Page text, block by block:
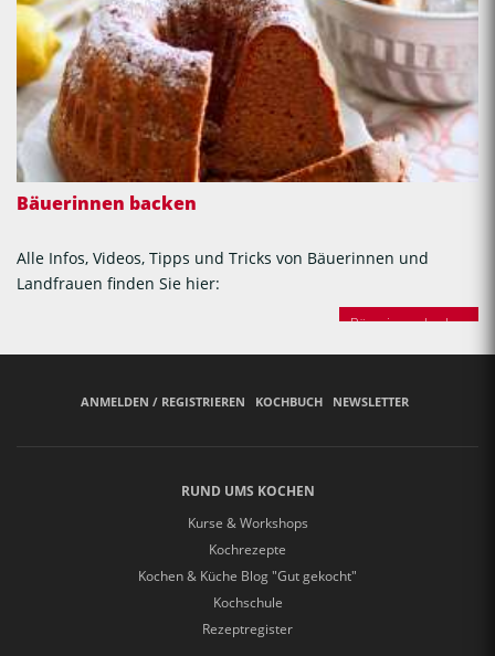
Bäuerinnen backen
Alle Infos, Videos, Tipps und Tricks von Bäuerinnen und
Landfrauen finden Sie hier:
Bäuerinnen backen
ANMELDEN / REGISTRIEREN KOCHBUCH NEWSLETTER
RUND UMS KOCHEN
Kurse & Workshops
Kochrezepte
Kochen & Küche Blog "Gut gekocht"
Kochschule
Rezeptregister